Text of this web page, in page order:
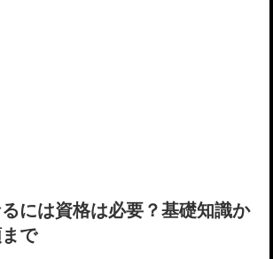
には資格は必要？基礎知識か
で